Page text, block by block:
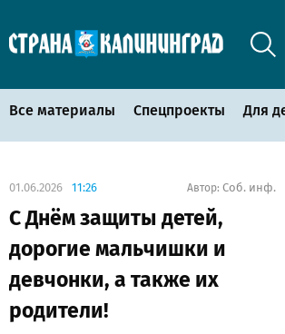
Все материалы Спецпроекты Для
01.06.2026 11:26 Автор: Соб. инф.
С Днём защиты детей,
дорогие мальчишки и
девчонки, а также их
родители!